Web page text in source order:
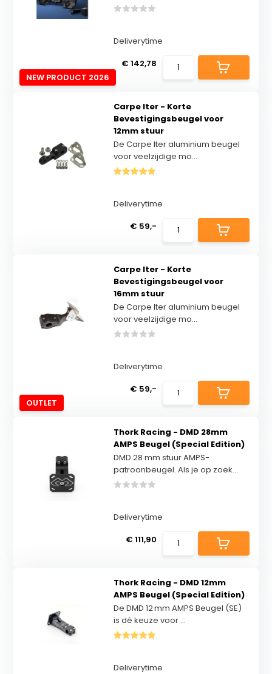
NEW PRODUCT 2026
Deliverytime
€ 142,78
Carpe Iter - Korte
Bevestigingsbeugel voor
12mm stuur
De Carpe Iter aluminium beugel
voor veelzijdige mo...
Deliverytime
€ 59,-
OUTLET
Carpe Iter - Korte
Bevestigingsbeugel voor
16mm stuur
De Carpe Iter aluminium beugel
voor veelzijdige mo...
Deliverytime
€ 59,-
Thork Racing - DMD 28mm
AMPS Beugel (Special Edition)
DMD 28 mm stuur AMPS-
patroonbeugel. Als je op zoek...
Deliverytime
€ 111,90
Thork Racing - DMD 12mm
AMPS Beugel (Special Edition)
De DMD 12 mm AMPS Beugel (SE)
is dé keuze voor ...
Deliverytime